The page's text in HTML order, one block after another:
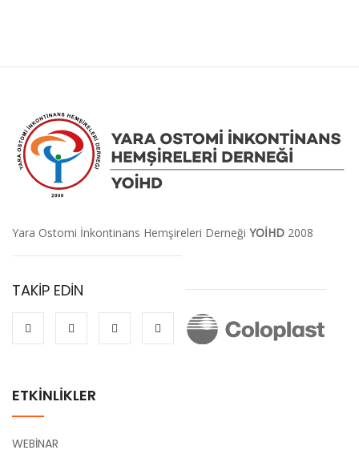
Yara Ostomi İnkontinans Hemşireleri Derneği YOİHD 2008
TAKİP EDİN
ETKİNLİKLER
WEBİNAR